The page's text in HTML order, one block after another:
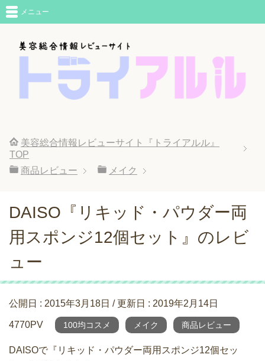
メニュー
美容総合情報レビューサイト『トライアルル』
TOP
商品レビュー
メイク
DAISO『リキッド・パウダー両
用スポンジ12個セット』のレビ
ュー
公開日 : 2015年3月18日 / 更新日 : 2019年2月14日
4770PV 100均コスメ メイク 商品レビュー
DAISOで『リキッド・パウダー両用スポンジ12個セッ